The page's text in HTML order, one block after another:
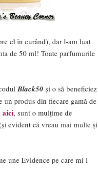
el în curând), dar l-am luat
de 50 ml! Toate parfumurile
Black50 și o să beneficiez
un produs din fiecare gamă de
aici, sunt o mulțime de
evident că vreau mai multe și
une Evidence pe care mi-l